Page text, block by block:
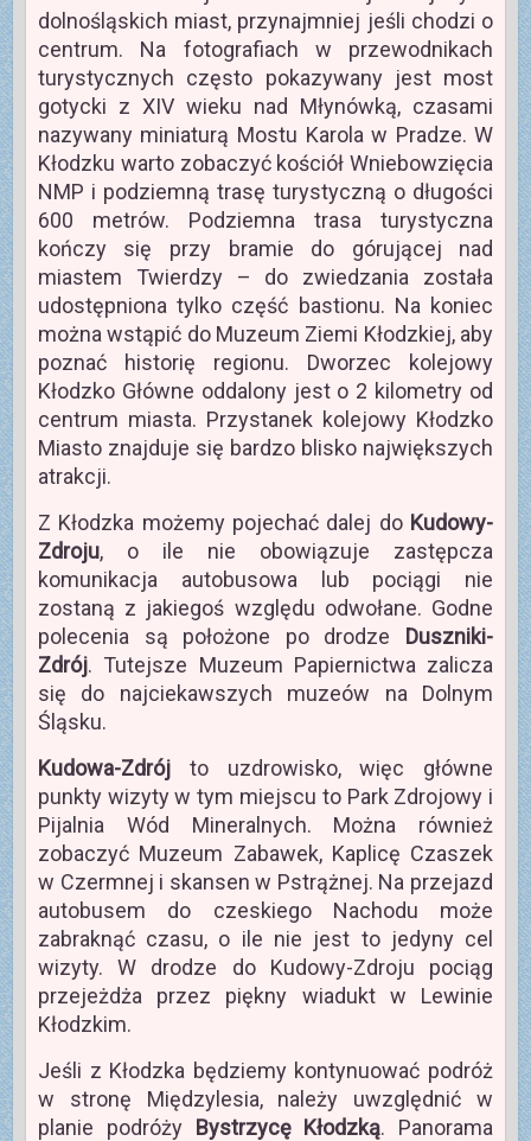
dolnośląskich miast, przynajmniej jeśli chodzi o
centrum. Na fotografiach w przewodnikach
turystycznych często pokazywany jest most
gotycki z XIV wieku nad Młynówką, czasami
nazywany miniaturą Mostu Karola w Pradze. W
Kłodzku warto zobaczyć kościół Wniebowzięcia
NMP i podziemną trasę turystyczną o długości
600 metrów. Podziemna trasa turystyczna
kończy się przy bramie do górującej nad
miastem Twierdzy – do zwiedzania została
udostępniona tylko część bastionu. Na koniec
można wstąpić do Muzeum Ziemi Kłodzkiej, aby
poznać historię regionu. Dworzec kolejowy
Kłodzko Główne oddalony jest o 2 kilometry od
centrum miasta. Przystanek kolejowy Kłodzko
Miasto znajduje się bardzo blisko największych
atrakcji.
Z Kłodzka możemy pojechać dalej do Kudowy-
Zdroju, o ile nie obowiązuje zastępcza
komunikacja autobusowa lub pociągi nie
zostaną z jakiegoś względu odwołane. Godne
polecenia są położone po drodze Duszniki-
Zdrój. Tutejsze Muzeum Papiernictwa zalicza
się do najciekawszych muzeów na Dolnym
Śląsku.
Kudowa-Zdrójto uzdrowisko, więc główne
punkty wizyty w tym miejscu to Park Zdrojowy i
Pijalnia Wód Mineralnych. Można również
zobaczyć Muzeum Zabawek, Kaplicę Czaszek
w Czermnej i skansen w Pstrążnej. Na przejazd
autobusem do czeskiego Nachodu może
zabraknąć czasu, o ile nie jest to jedyny cel
wizyty. W drodze do Kudowy-Zdroju pociąg
przejeżdża przez piękny wiadukt w Lewinie
Kłodzkim.
Jeśli z Kłodzka będziemy kontynuować podróż
w stronę Międzylesia, należy uwzględnić w
planie podróży Bystrzycę Kłodzką. Panorama